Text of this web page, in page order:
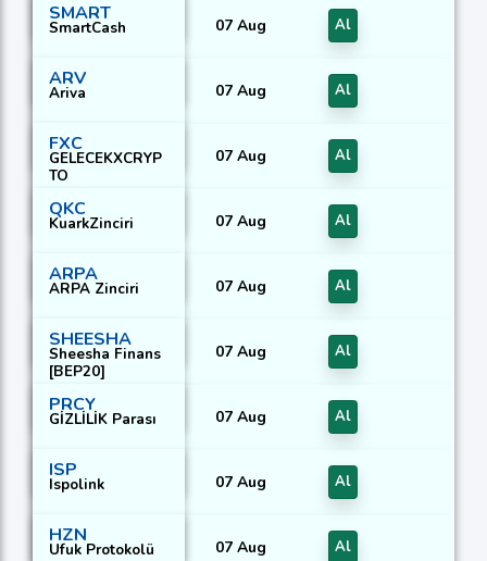
SMART
SmartCash 07 Aug Al
ARV
Ariva 07 Aug Al
FXC
GELECEKXCRYP
TO
07 Aug Al
QKC
KuarkZinciri 07 Aug Al
ARPA
ARPA Zinciri 07 Aug Al
SHEESHA
Sheesha Finans
[BEP20]
07 Aug Al
PRCY
GİZLİLİK Parası 07 Aug Al
ISP
Ispolink 07 Aug Al
HZN
Ufuk Protokolü 07 Aug Al